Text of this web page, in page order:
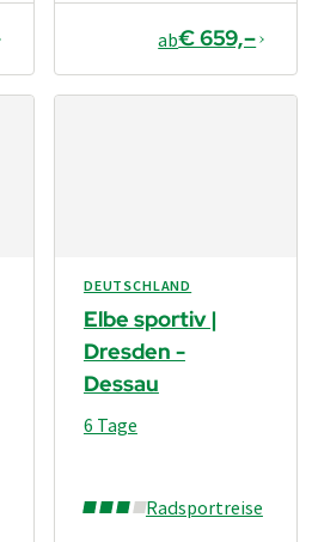
ab€ 659,–
DEUTSCHLAND
Elbe sportiv |
Dresden -
Dessau
Radsportreise
6 Tage